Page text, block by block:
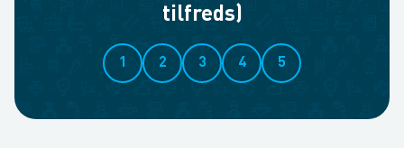
tilfreds)
1 2 3 4 5